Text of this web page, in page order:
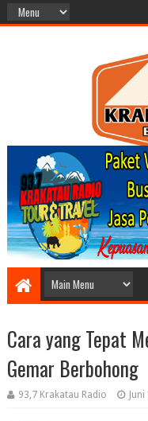
Cara yang Tepat
Gemar Berbohong
93,7 Krakatau Radio